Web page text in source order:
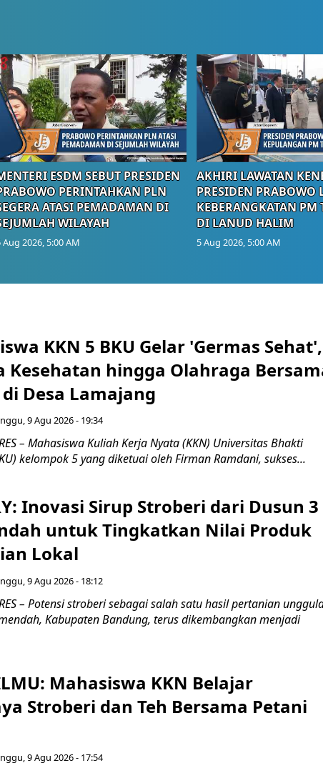
ESDM SEBUT PRESIDEN
PERINTAHKAN PLN
ATASI PEMADAMAN DI
WILAYAH
Aug 2026, 5:00 AM
AKHIRI LAWATAN
PRESIDEN PRABOWO
KEBERANGKATAN
DI LANUD HALIM
5 Aug 2026, 5:00 AM
KKN 5 BKU Gelar 'Germas Sehat',
Kesehatan hingga Olahraga
Desa Lamajang
9 Agu 2026 - 19:34
– Mahasiswa Kuliah Kerja Nyata (KKN) Universitas Bhakti
kelompok 5 yang diketuai oleh Firman Ramdani, sukses...
Inovasi Sirup Stroberi dari Dusun 3
untuk Tingkatkan Nilai Produk
Lokal
9 Agu 2026 - 18:12
– Potensi stroberi sebagai salah satu hasil pertanian
Kabupaten Bandung, terus dikembangkan menjadi
Mahasiswa KKN Belajar
Stroberi dan Teh Bersama Petani
9 Agu 2026 - 17:54